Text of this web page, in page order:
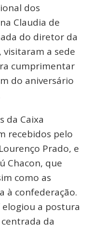
dos
Claudia de
do diretor da
a sede
cumprimentar
do aniversário
da Caixa
recebidos pelo
Prado, e
Chacon, que
como as
à confederação.
a postura
da